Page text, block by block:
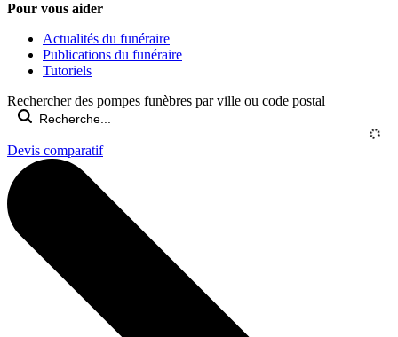
Pour vous aider
Actualités du funéraire
Publications du funéraire
Tutoriels
Rechercher des pompes funèbres par ville ou code postal
Devis comparatif